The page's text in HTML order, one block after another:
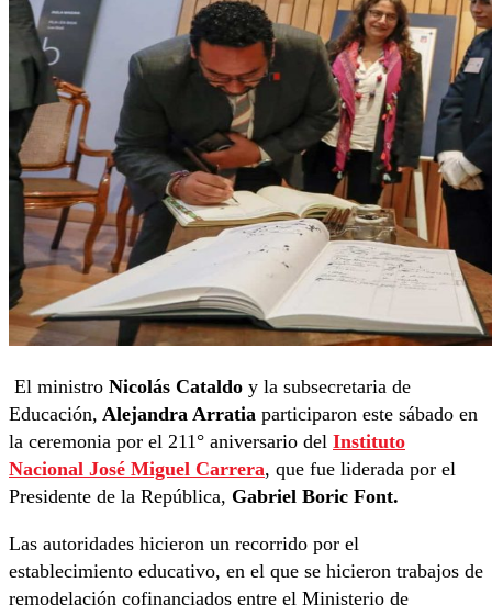
El ministro Nicolás Cataldo y la subsecretaria de
Educación, Alejandra Arratia participaron este sábado en
la ceremonia por el 211° aniversario del Instituto
Nacional José Miguel Carrera, que fue liderada por el
Presidente de la República, Gabriel Boric Font.
Las autoridades hicieron un recorrido por el
establecimiento educativo, en el que se hicieron trabajos de
remodelación cofinanciados entre el Ministerio de